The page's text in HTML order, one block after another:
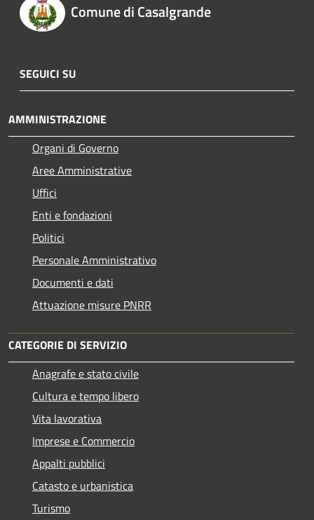
Comune di Casalgrande
SEGUICI SU
AMMINISTRAZIONE
Organi di Governo
Aree Amministrative
Uffici
Enti e fondazioni
Politici
Personale Amministrativo
Documenti e dati
Attuazione misure PNRR
CATEGORIE DI SERVIZIO
Anagrafe e stato civile
Cultura e tempo libero
Vita lavorativa
Imprese e Commercio
Appalti pubblici
Catasto e urbanistica
Turismo